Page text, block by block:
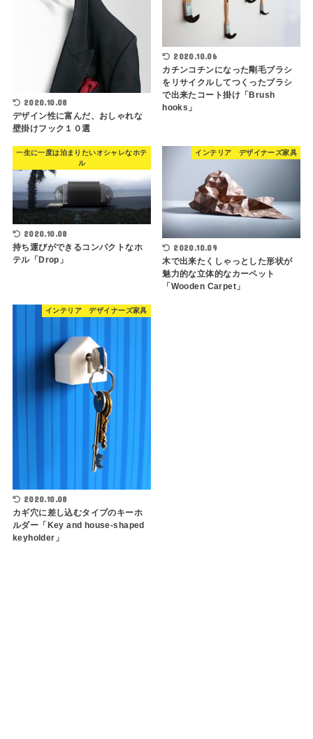
2020.10.08
デザイン性に富んだ、おしゃれな
壁掛けフック１０選
2020.10.06
カチンコチンになった剛毛ブラシ
をリサイクルしてつくったブラシ
で出来たコート掛け「Brush
hooks」
一生に一度は泊まりたいオシャレなホテ
ル
2020.10.08
持ち運びができるコンパクトなホ
テル「Drop」
インテリア デザイナーズ家具
2020.10.09
木で出来たくしゃっとした形状が
魅力的な立体的なカーペット
「Wooden Carpet」
インテリア デザイナーズ家具
2020.10.08
カギ穴に差し込むタイプのキーホ
ルダー「Key and house-shaped
keyholder」